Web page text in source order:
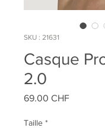
SKU : 21631
Casque
2.0
69.00 CHFPrix
Taille *